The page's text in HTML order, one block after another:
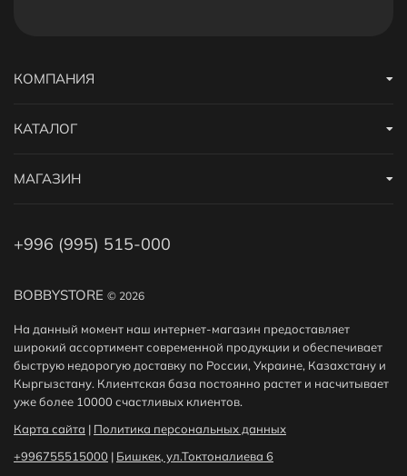
BOBBYSTORE © 2026
На данный момент наш интернет-магазин предоставляет
широкий ассортимент современной продукции и обеспечивает
быструю недорогую доставку по России, Украине, Казахстану и
Кыргызстану. Клиентская база постоянно растет и насчитывает
уже более 10000 счастливых клиентов.
Карта сайта | Политика персональных данных
+996755515000 | Бишкек, ул.Токтоналиева 6
КОМПАНИЯ
КАТАЛОГ
МАГАЗИН
+996 (995) 515-000